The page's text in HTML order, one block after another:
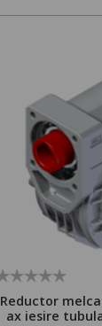
Reductor
ax iesire